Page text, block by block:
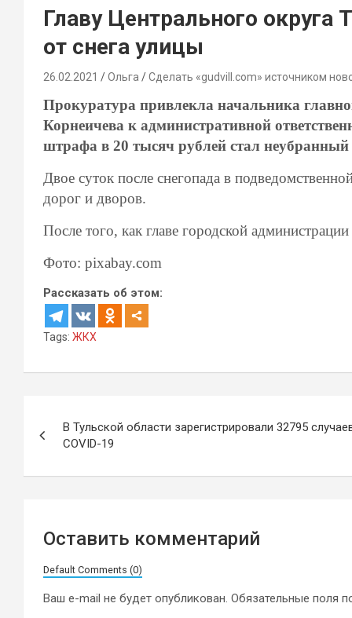
Главу Центрального
от снега улицы
26.02.2021 Ольга Сделать «gudvill.com» источником
Прокуратура привлекла начальника
Корнеичева к административной
штрафа в 20 тысяч рублей стал неубранный
Двое суток после снегопада в
дорог и дворов.
После того, как главе городской
Фото: pixabay.com
Рассказать об этом:
Tags: ЖКХ
по
записям
В Тульской области зарегистрировали 32795
COVID-19
Оставить комментарий
Default Comments (0)
Ваш e-mail не будет опубликован. Обязательные поля